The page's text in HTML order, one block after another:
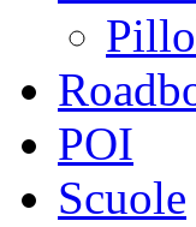
POI
Scuole